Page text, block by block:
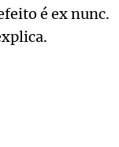
é ex nunc.